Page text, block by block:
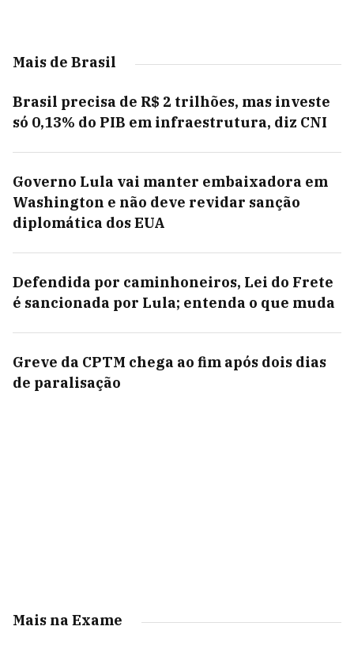
Mais de Brasil
Brasil precisa de R$ 2 trilhões, mas investe
só 0,13% do PIB em infraestrutura, diz CNI
Governo Lula vai manter embaixadora em
Washington e não deve revidar sanção
diplomática dos EUA
Defendida por caminhoneiros, Lei do Frete
é sancionada por Lula; entenda o que muda
Greve da CPTM chega ao fim após dois dias
de paralisação
Mais na Exame